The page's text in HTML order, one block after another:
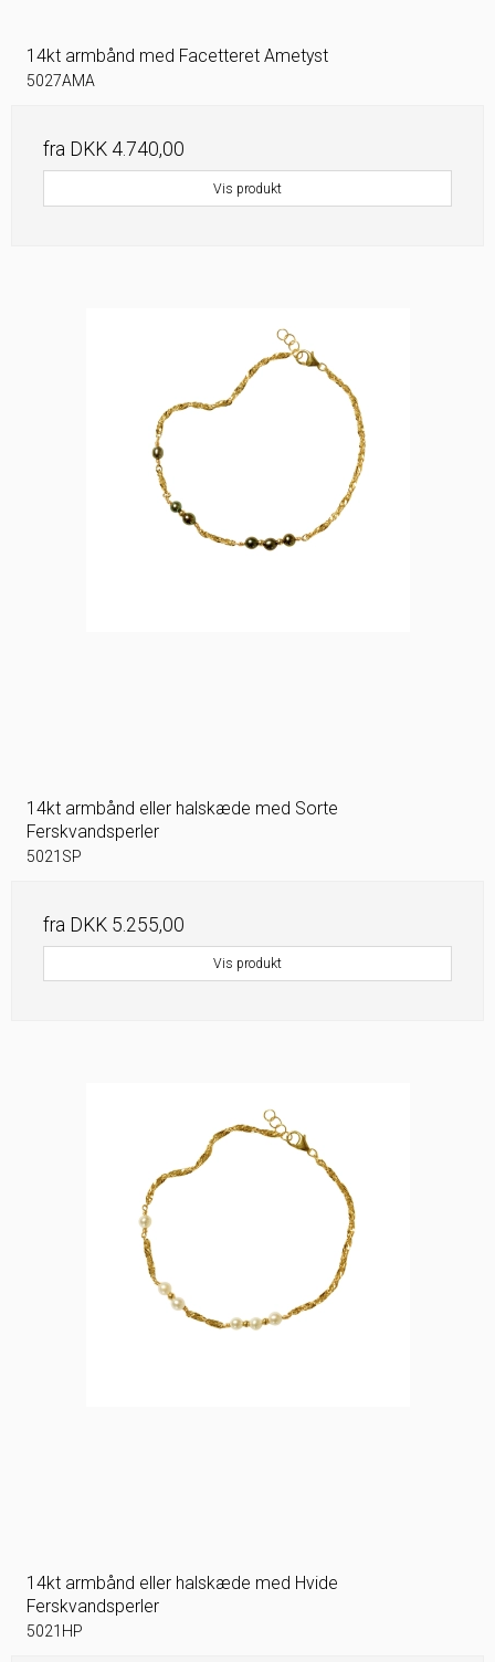
14kt armbånd med Facetteret Ametyst
5027AMA
fra DKK 4.740,00
Vis produkt
14kt armbånd eller halskæde med Sorte
Ferskvandsperler
5021SP
fra DKK 5.255,00
Vis produkt
14kt armbånd eller halskæde med Hvide
Ferskvandsperler
5021HP